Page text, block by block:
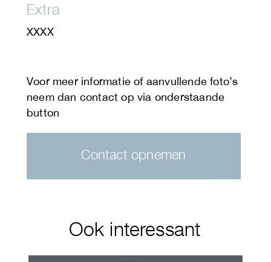
Extra
XXXX
Contact opnemen
Ook interessant